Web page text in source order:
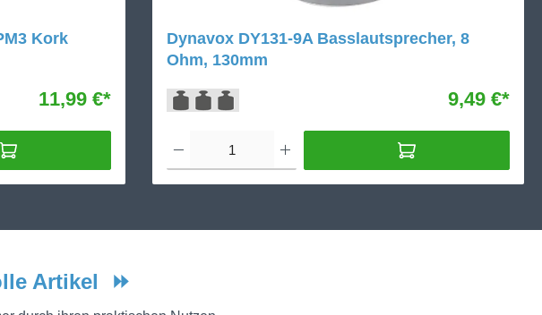
Kork
11,99 €*
Dynavox DY131-9A Basslautsprecher, 8
Ohm, 130mm
9,49 €*
Artikel ⏩